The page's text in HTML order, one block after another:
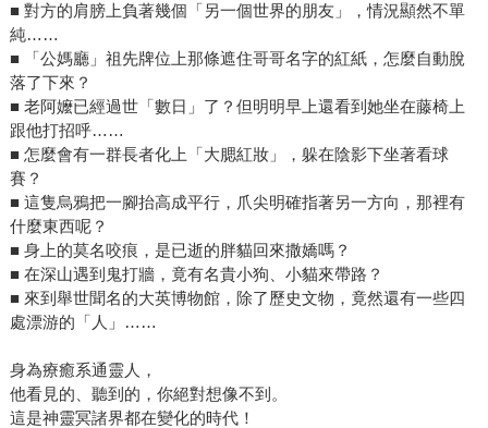
■ 對方的肩膀上負著幾個「另一個世界的朋友」，情況顯然不單
純……
■ 「公媽廳」祖先牌位上那條遮住哥哥名字的紅紙，怎麼自動脫
落了下來？
■ 老阿嬤已經過世「數日」了？但明明早上還看到她坐在藤椅上
跟他打招呼……
■ 怎麼會有一群長者化上「大腮紅妝」，躲在陰影下坐著看球
賽？
■ 這隻烏鴉把一腳抬高成平行，爪尖明確指著另一方向，那裡有
什麼東西呢？
■ 身上的莫名咬痕，是已逝的胖貓回來撒嬌嗎？
■ 在深山遇到鬼打牆，竟有名貴小狗、小貓來帶路？
■ 來到舉世聞名的大英博物館，除了歷史文物，竟然還有一些四
處漂游的「人」……
身為療癒系通靈人，
他看見的、聽到的，你絕對想像不到。
這是神靈冥諸界都在變化的時代！